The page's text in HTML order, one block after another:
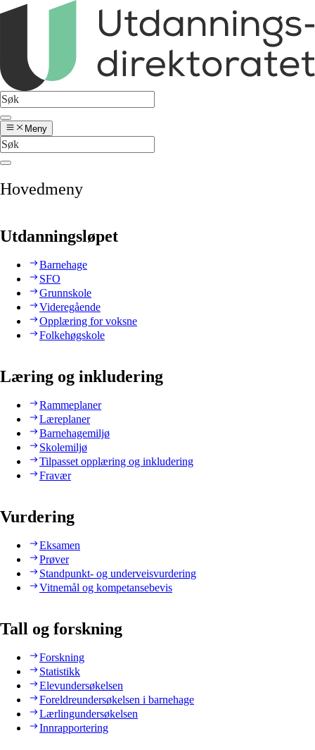
Meny
Hovedmeny
Utdanningsløpet
Barnehage
SFO
Grunnskole
Videregående
Opplæring for voksne
Folkehøgskole
Læring og inkludering
Rammeplaner
Læreplaner
Barnehagemiljø
Skolemiljø
Tilpasset opplæring og inkludering
Fravær
Vurdering
Eksamen
Prøver
Standpunkt- og underveisvurdering
Vitnemål og kompetansebevis
Tall og forskning
Forskning
Statistikk
Elevundersøkelsen
Foreldreundersøkelsen i barnehage
Lærlingundersøkelsen
Innrapportering